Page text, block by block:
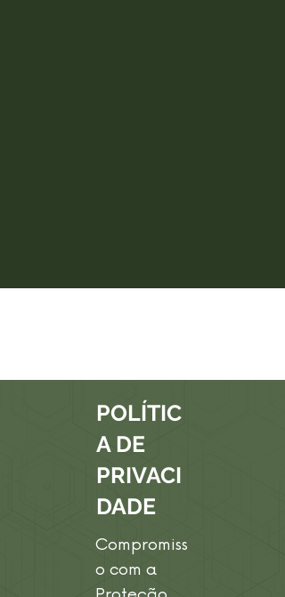
POLÍTIC
A DE
PRIVACI
DADE
Compromiss
o com a